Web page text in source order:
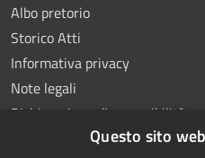
Albo pretorio
Storico Atti
Informativa privacy
Note legali
Dichiarazione di accessibilità
Questo sito